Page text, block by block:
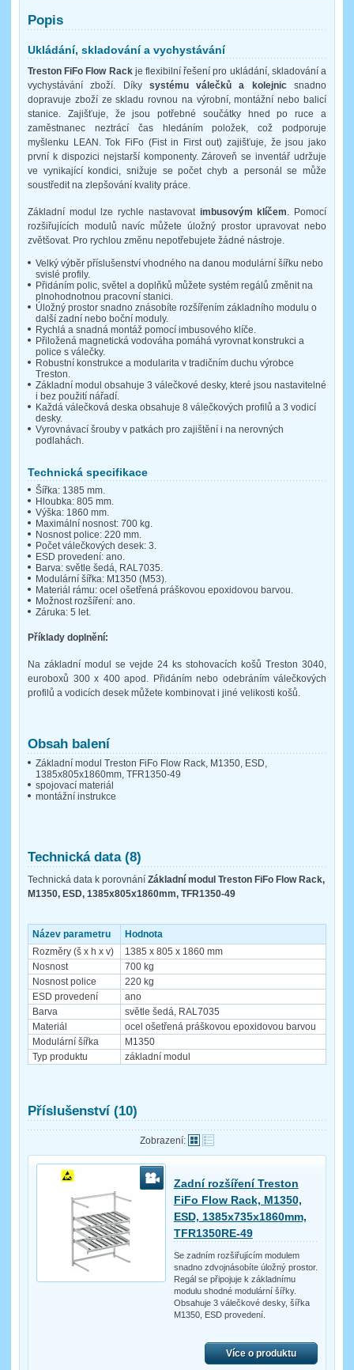
Popis
Ukládání, skladování a vychystávání
Treston FiFo Flow Rackje flexibilní řešení pro ukládání, skladování a
vychystávání zboží. Díky systému válečků a kolejnicsnadno
dopravuje zboží ze skladu rovnou na výrobní, montážní nebo balicí
stanice. Zajišťuje, že jsou potřebné součátky hned po ruce a
zaměstnanec neztrácí čas hledáním položek, což podporuje
myšlenku LEAN. Tok FiFo (Fist in First out) zajišťuje, že jsou jako
první k dispozici nejstarší komponenty. Zároveň se inventář udržuje
ve vynikající kondici, snižuje se počet chyb a personál se může
soustředit na zlepšování kvality práce.
Základní modul lze rychle nastavovat imbusovým klíčem. Pomocí
rozšiřujících modulů navíc můžete úložný prostor upravovat nebo
zvětšovat. Pro rychlou změnu nepotřebujete žádné nástroje.
Velký výběr příslušenství vhodného na danou modulární šířku nebo
svislé profily.
Přidáním polic, světel a doplňků můžete systém regálů změnit na
plnohodnotnou pracovní stanici.
Úložný prostor snadno znásobíte rozšířením základního modulu o
další zadní nebo boční moduly.
Rychlá a snadná montáž pomocí imbusového klíče.
Přiložená magnetická vodováha pomáhá vyrovnat konstrukci a
police s válečky.
Robustní konstrukce a modularita v tradičním duchu výrobce
Treston.
Základní modul obsahuje 3 válečkové desky, které jsou nastavitelné
i bez použití nářadí.
Každá válečková deska obsahuje 8 válečkových profilů a 3 vodicí
desky.
Vyrovnávací šrouby v patkách pro zajištění i na nerovných
podlahách.
Technická specifikace
Šířka: 1385 mm.
Hloubka: 805 mm.
Výška: 1860 mm.
Maximální nosnost: 700 kg.
Nosnost police: 220 mm.
Počet válečkových desek: 3.
ESD provedení: ano.
Barva: světle šedá, RAL7035.
Modulární šířka: M1350 (M53).
Materiál rámu: ocel ošetřená práškovou epoxidovou barvou.
Možnost rozšíření: ano.
Záruka: 5 let.
Příklady doplnění:
Na základní modul se vejde 24 ks stohovacích košů Treston 3040,
euroboxů 300 x 400 apod. Přidáním nebo odebráním válečkových
profilů a vodicích desek můžete kombinovat i jiné velikosti košů.
Obsah balení
Základní modul Treston FiFo Flow Rack, M1350, ESD,
1385x805x1860mm, TFR1350-49
spojovací materiál
montážní instrukce
Technická data (8)
Technická data k porovnání Základní modul Treston FiFo Flow Rack,
M1350, ESD, 1385x805x1860mm, TFR1350-49
Název parametru
Hodnota
Rozměry (š x h x v)
1385 x 805 x 1860 mm
Nosnost
700 kg
Nosnost police
220 kg
ESD provedení
ano
Barva
světle šedá, RAL7035
Materiál
ocel ošetřená práškovou epoxidovou barvou
Modulární šířka
M1350
Typ produktu
základní modul
Příslušenství (10)
Zobrazení:
Zadní rozšíření Treston
FiFo Flow Rack, M1350,
ESD, 1385x735x1860mm,
TFR1350RE-49
Se zadním rozšiřujícím modulem
snadno zdvojnásobíte úložný prostor.
Regál se připojuje k základnímu
modulu shodné modulární šířky.
Obsahuje 3 válečkové desky, šířka
M1350, ESD provedení.
Více o produktu